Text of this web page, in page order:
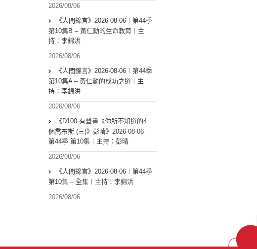
2026/08/06
《人間錦言》2026-08-06︱第44季
第10集B – 黃仁勳的生命教育︱主
持：李錦洪
2026/08/06
《人間錦言》2026-08-06︱第44季
第10集A – 黃仁勳的成功之道︱主
持：李錦洪
2026/08/06
《D100 有聲書《你所不知道的4
個喬布斯 (三)》彭晴》2026-08-06︱
第44季 第10集︱主持：彭晴
2026/08/06
《人間錦言》2026-08-06︱第44季
第10集 – 全集︱主持：李錦洪
2026/08/06